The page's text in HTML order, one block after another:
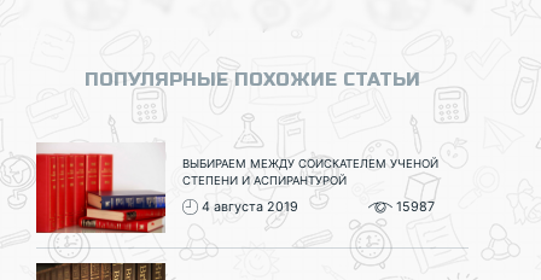
ПОПУЛЯРНЫЕ ПОХОЖИЕ СТАТЬИ
ВЫБИРАЕМ МЕЖДУ СОИСКАТЕЛЕМ УЧЕНОЙ
СТЕПЕНИ И АСПИРАНТУРОЙ
4 августа 2019 15987